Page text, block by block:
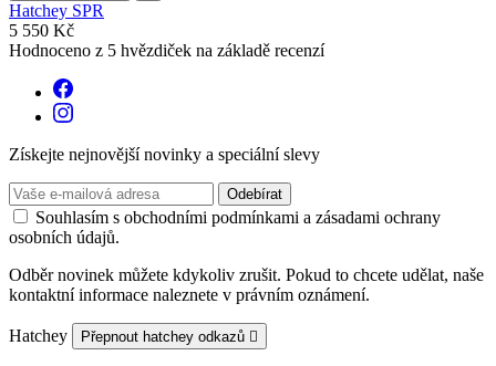
Hatchey SPR
5 550 Kč
Hodnoceno z 5 hvězdiček na základě recenzí
Získejte nejnovější novinky a speciální slevy
Souhlasím s obchodními podmínkami a zásadami ochrany
osobních údajů.
Odběr novinek můžete kdykoliv zrušit. Pokud to chcete udělat, naše
kontaktní informace naleznete v právním oznámení.
Hatchey Přepnout hatchey odkazů 